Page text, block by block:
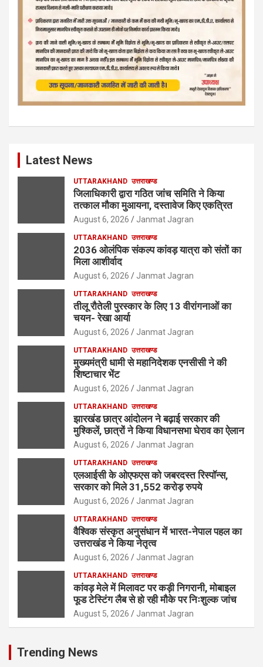
Latest News
UTTARAKHAND उत्तराखण्ड
जिलाधिकारी द्वारा गठित जांच समिति ने किया
तत्काल मौका मुआयना, दस्तावेज किए एकत्रित
August 6, 2026 Janmat Jagran
UTTARAKHAND उत्तराखण्ड
2036 ओलंपिक संकल्प कांवड़ यात्रा को संतों का
मिला आशीर्वाद
August 6, 2026 Janmat Jagran
UTTARAKHAND उत्तराखण्ड
तीलू रौतेली पुरस्कार के लिए 13 वीरांगनाओं का
चयन- रेखा आर्या
August 6, 2026 Janmat Jagran
UTTARAKHAND उत्तराखण्ड
मुख्यमंत्री धामी से महानिदेशक एनसीसी ने की
शिष्टाचार भेंट
August 6, 2026 Janmat Jagran
UTTARAKHAND उत्तराखण्ड
झारखंड छात्र आंदोलन ने बढ़ाई सरकार की
मुश्किलें, छात्रों ने किया विधानसभा घेराव का ऐलान
August 6, 2026 Janmat Jagran
UTTARAKHAND उत्तराखण्ड
एलआईसी के ओएफएस को जबरदस्त रिस्पॉन्स,
सरकार को मिले 31,552 करोड़ रुपये
August 6, 2026 Janmat Jagran
UTTARAKHAND उत्तराखण्ड
वैश्विक संस्कृत अनुसंधान में भारत-नेपाल पहल का
उत्तराखंड ने किया नेतृत्व
August 6, 2026 Janmat Jagran
UTTARAKHAND उत्तराखण्ड
कांवड़ मेले में मिलावट पर कड़ी निगरानी, मोबाइल
फूड टेस्टिंग लैब से हो रही मौके पर निःशुल्क जांच
August 5, 2026 Janmat Jagran
Trending News